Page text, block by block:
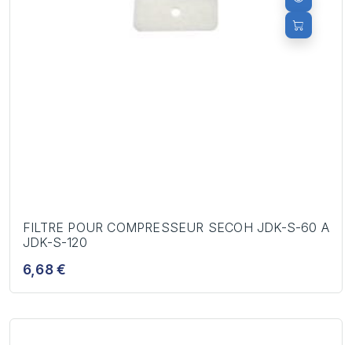
FILTRE POUR COMPRESSEUR SECOH JDK-S-60 A
JDK-S-120
6,68 €